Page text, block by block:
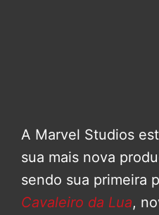
A Marvel Studios
sua mais nova
sendo sua primeira
Cavaleiro da Lua,